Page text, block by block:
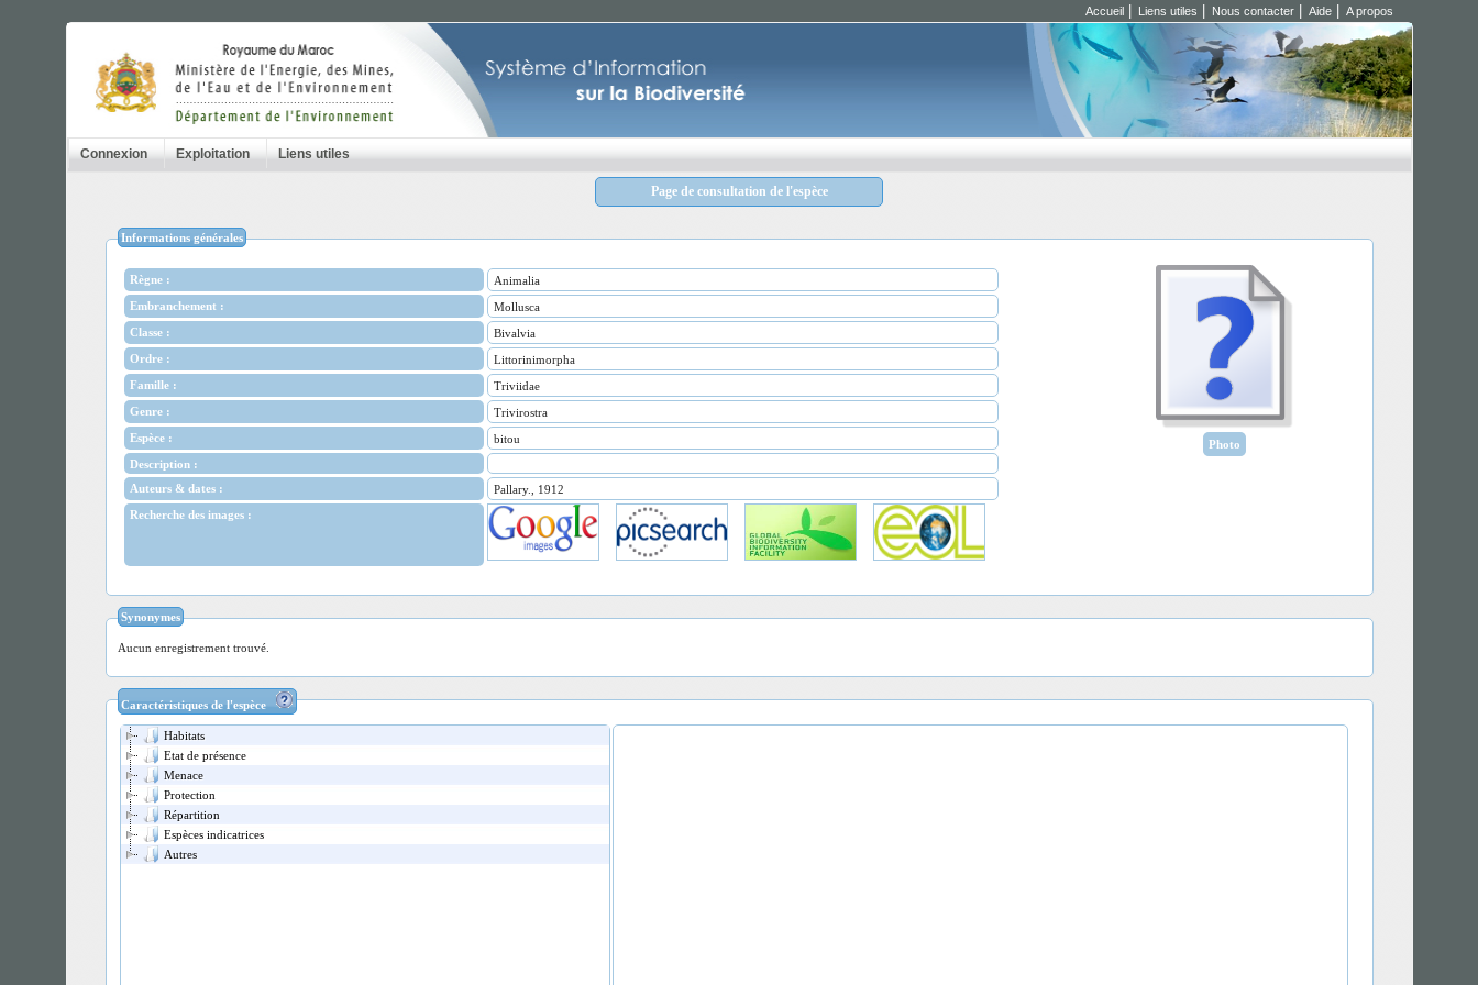
Accueil Liens utiles Nous contacter Aide A propos
Connexion Exploitation Liens utiles
Page de consultation de l'espèce
Informations générales
Règne :
Animalia
Embranchement :
Mollusca
Classe :
Bivalvia
Ordre :
Littorinimorpha
Famille :
Triviidae
Genre :
Trivirostra
Espèce :
bitou
Description :
Auteurs & dates :
Pallary., 1912
Recherche des images :
Photo
Synonymes
Aucun enregistrement trouvé.
Caractéristiques de l'espèce
Habitats
Etat de présence
Menace
Protection
Répartition
Espèces indicatrices
Autres